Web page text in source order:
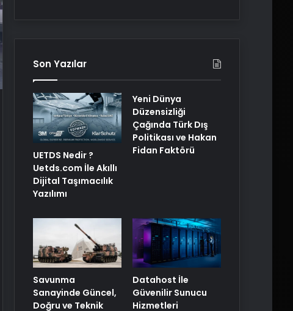
Son Yazılar
UETDS Nedir ?
Uetds.com İle Akıllı
Dijital Taşımacılık
Yazılımı
Yeni Dünya
Düzensizliği
Çağında Türk Dış
Politikası ve Hakan
Fidan Faktörü
Savunma
Sanayinde Güncel,
Doğru ve Teknik
Datahost İle
Güvenilir Sunucu
Hizmetleri